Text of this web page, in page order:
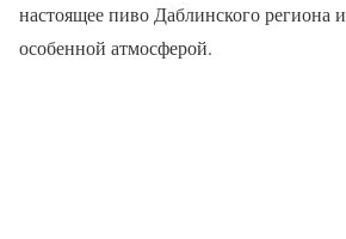
настоящее пиво Даблинского региона
особенной атмосферой.